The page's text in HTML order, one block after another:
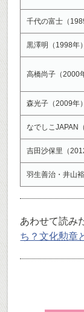
千代の富士（
黒澤明（1998年）
高橋尚子（2000
森光子（2009年）
なでしこJAPAN
吉田沙保里（
羽生善治・井山
あわせて読み
ち？文化勲章